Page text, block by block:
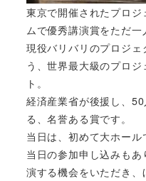
東京で開催されたプロ
ムで優秀講演賞をただ一
現役バリバリのプロジ
う、世界最大級のプロ
ト。
経済産業省が後援し、
る、名誉ある賞です。
当日は、初めて大ホール
当日の参加申し込みも
演する機会をいただき